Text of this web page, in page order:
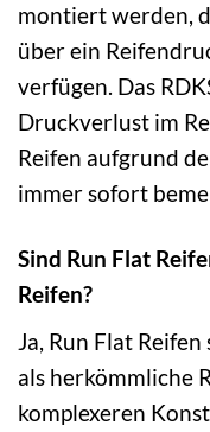
montiert werden,
über ein
verfügen. Das
Druckverlust im
Reifen aufgrund
immer sofort
Sind Run Flat
Reifen?
Ja, Run Flat
als herkömmliche
komplexeren